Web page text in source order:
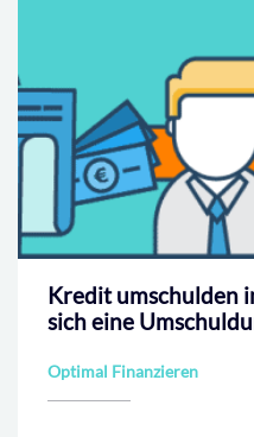
Kredit umschulden
sich eine
Optimal Finanzieren